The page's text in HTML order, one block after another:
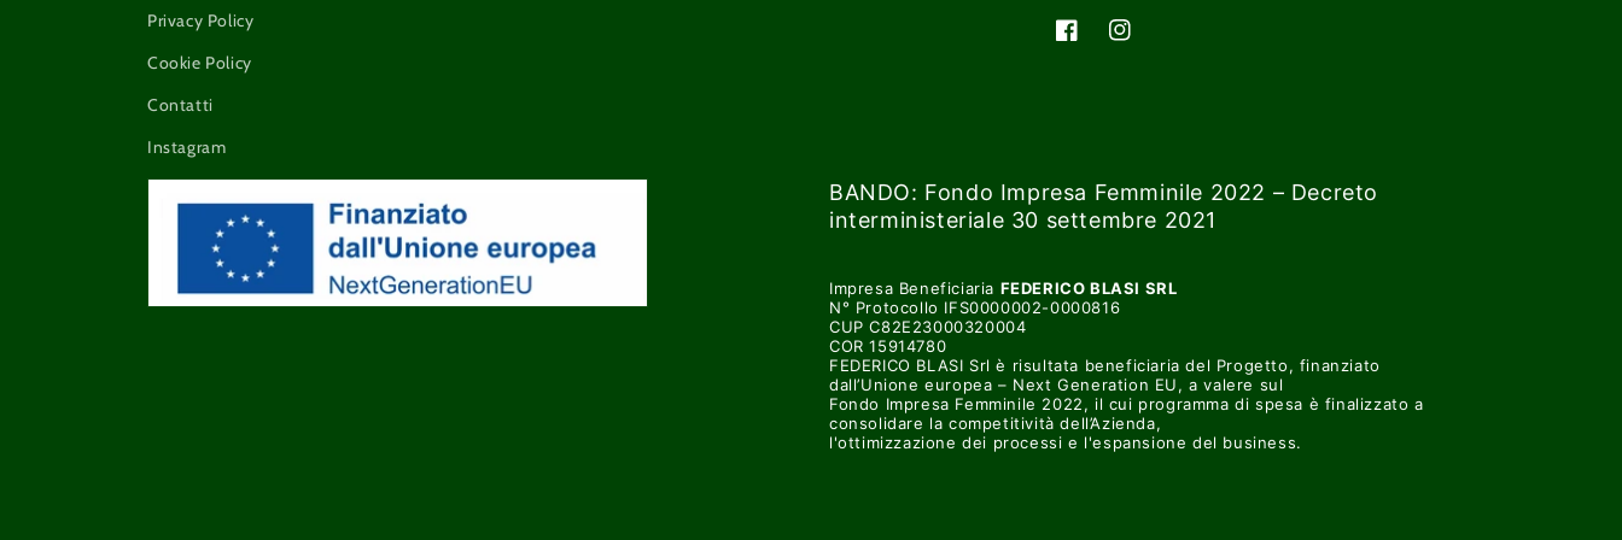
Privacy Policy
Cookie Policy
Contatti
Instagram
FacebookInstagram
BANDO: Fondo Impresa Femminile 2022 – Decreto
interministeriale 30 settembre 2021
Impresa Beneficiaria FEDERICO BLASI SRL
N° Protocollo IFS0000002-0000816
CUP C82E23000320004
COR 15914780
FEDERICO BLASI Srl è risultata beneficiaria del Progetto, finanziato
dall’Unione europea – Next Generation EU, a valere sul
Fondo Impresa Femminile 2022, il cui programma di spesa è finalizzato a
consolidare la competitività dell’Azienda,
l'ottimizzazione dei processi e l'espansione del business.